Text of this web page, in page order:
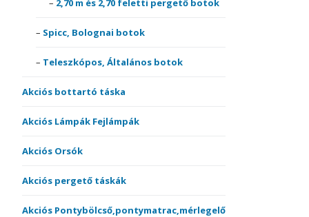
2,70 m és 2,70 feletti pergető botok
Spicc, Bolognai botok
Teleszkópos, Általános botok
Akciós bottartó táska
Akciós Lámpák Fejlámpák
Akciós Orsók
Akciós pergető táskák
Akciós Pontybölcső,pontymatrac,mérlegelő